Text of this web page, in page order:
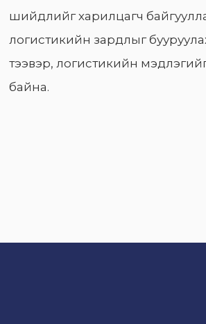
шийдлийг харилцагч
логистикийн зардлыг
тээвэр, логистикийн
байна.